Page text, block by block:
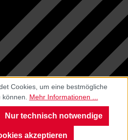
Cookies, um eine bestmögliche
Mehr Informationen ...
Nur technisch notwendige
akzeptieren